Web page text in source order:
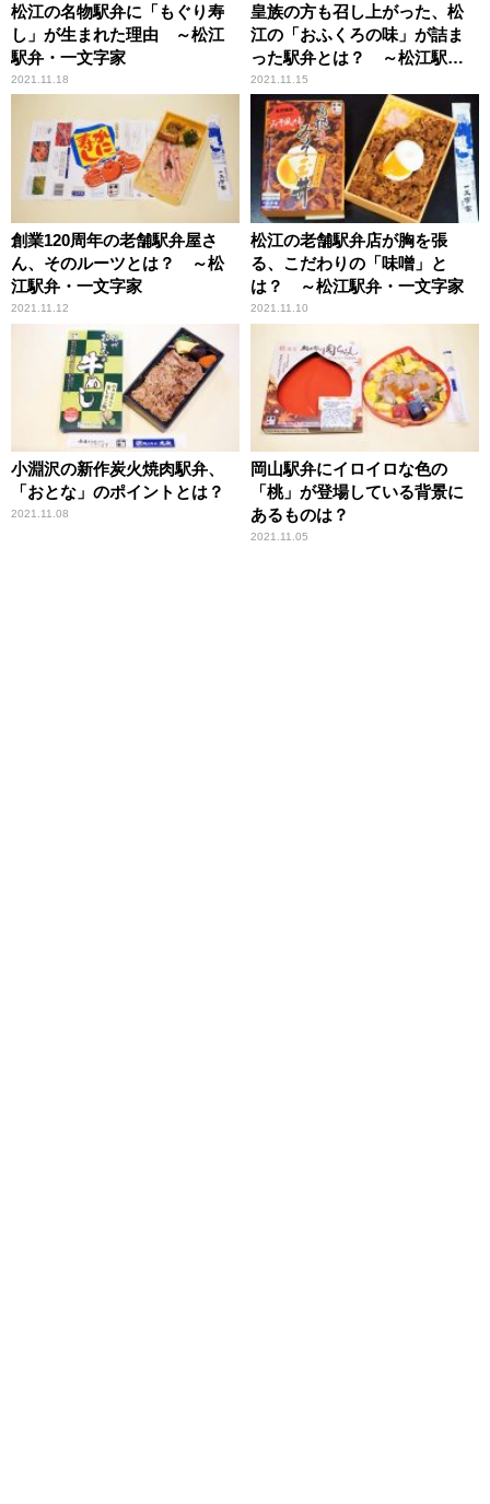
松江の名物駅弁に「もぐり寿
し」が生まれた理由 ～松江
駅弁・一文字家
2021.11.18
皇族の方も召し上がった、松
江の「おふくろの味」が詰ま
った駅弁とは？ ～松江駅
弁・一文字家
2021.11.15
創業120周年の老舗駅弁屋さ
ん、そのルーツとは？ ～松
江駅弁・一文字家
2021.11.12
松江の老舗駅弁店が胸を張
る、こだわりの「味噌」と
は？ ～松江駅弁・一文字家
2021.11.10
小淵沢の新作炭火焼肉駅弁、
「おとな」のポイントとは？
2021.11.08
岡山駅弁にイロイロな色の
「桃」が登場している背景に
あるものは？
2021.11.05